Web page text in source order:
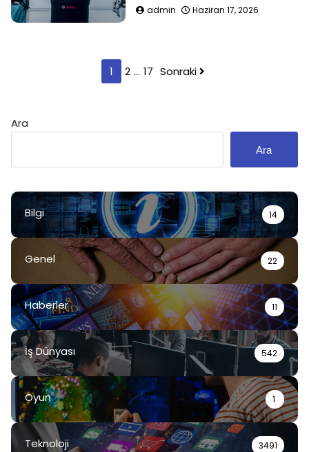
admin Haziran 17, 2026
1 2 … 17 Sonraki
Ara
Ara
Bilgi 14
Genel 22
Haberler 11
İş Dünyası 542
Oyun 1
Teknoloji 3491